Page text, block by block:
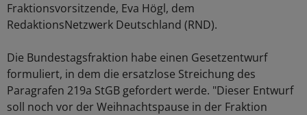
Fraktionsvorsitzende, Eva Högl, dem
RedaktionsNetzwerk Deutschland (RND).
Die Bundestagsfraktion habe einen Gesetzentwurf
formuliert, in dem die ersatzlose Streichung des
Paragrafen 219a StGB gefordert werde. "Dieser Entwurf
soll noch vor der Weihnachtspause in der Fraktion